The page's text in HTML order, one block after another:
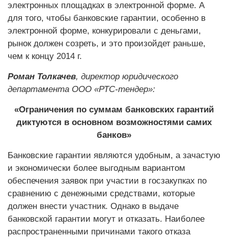
электронных площадках в электронной форме. А
для того, чтобы банковские гарантии, особенно в
элект­ронной форме, конкурировали с деньгами,
рынок должен созреть, и это произойдет раньше,
чем к концу 2014 г.
Роман Толкачев, директор ­юридического
департамента ООО «РТС-тендер»:
«Ограничения по суммам банковских гарантий
диктуются в основном возможностями самих
банков»
Банковские гарантии являются удобным, а зачастую
и экономически более выгодным вариантом
обеспечения заявок при участии в госзакупках по
сравнению с денежными средствами, которые
должен внести участник. Однако в выдаче
банковской гарантии могут и отказать. Наиболее
распространенными причинами такого отказа